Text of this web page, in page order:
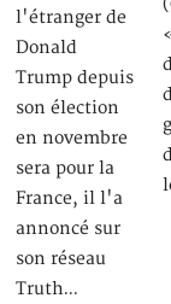
l'étranger de
Donald
Trump depuis
son élection
en novembre
sera pour la
France, il l'a
annoncé sur
son réseau
Truth…